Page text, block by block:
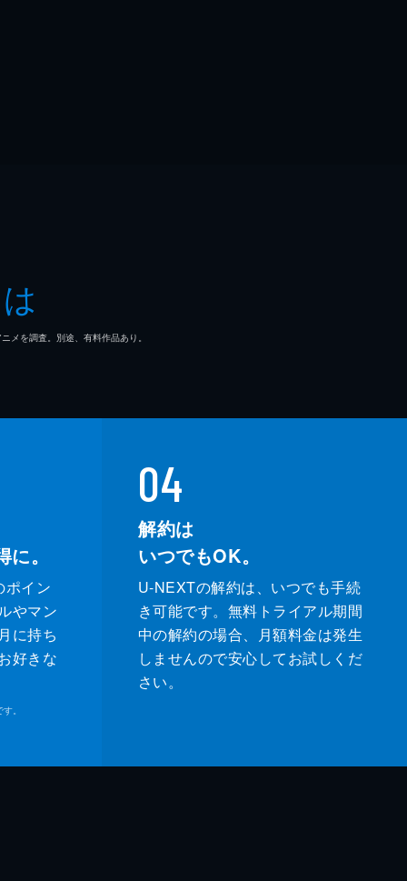
を調査。別途、有料作品あり。
。
ポイン
やマン
に持ち
好きな
。
04
解約は
いつでもOK。
U-NEXTの解約は、いつでも手続
き可能です。無料トライアル期間
中の解約の場合、月額料金は発生
しませんので安心してお試しくだ
さい。